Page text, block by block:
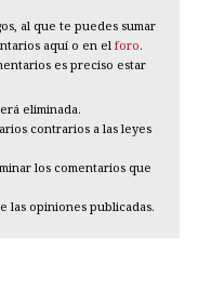
al que te puedes sumar
aquí o en el foro.
es preciso estar
eliminada.
contrarios a las leyes
los comentarios que
las opiniones publicadas.